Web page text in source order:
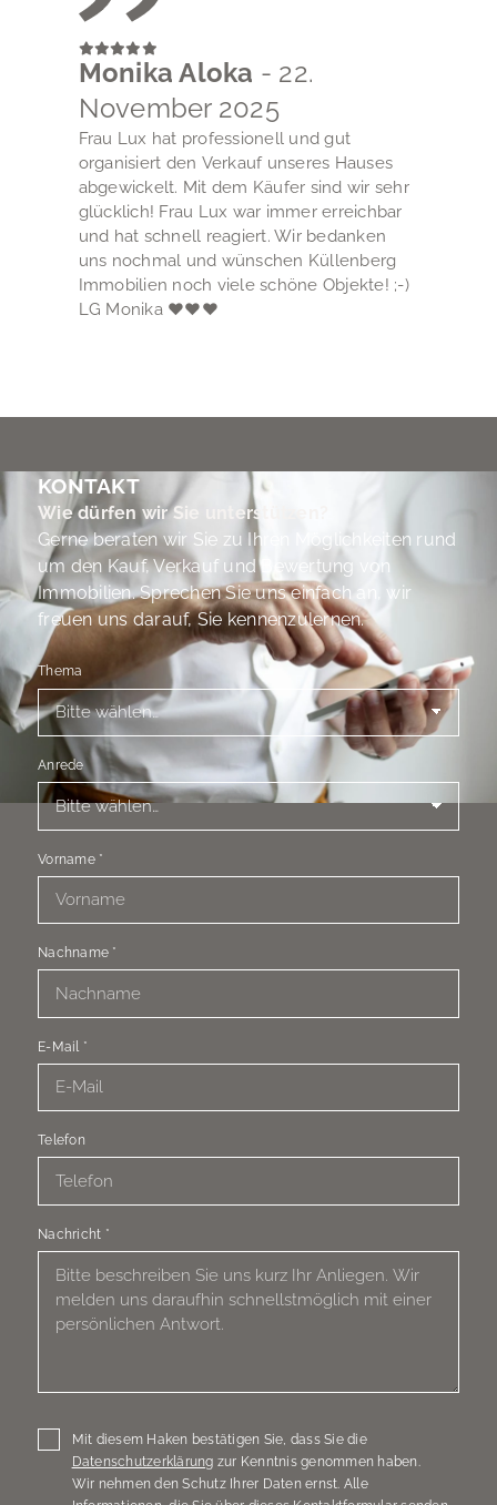
Monika Aloka - 22.
November 2025
Frau Lux hat professionell und gut
organisiert den Verkauf unseres Hauses
abgewickelt. Mit dem Käufer sind wir sehr
glücklich! Frau Lux war immer erreichbar
und hat schnell reagiert. Wir bedanken
uns nochmal und wünschen Küllenberg
Immobilien noch viele schöne Objekte! ;-)
LG Monika ♥♥♥
KONTAKT
Wie dürfen wir Sie unterstützen?
Gerne beraten wir Sie zu Ihren Möglichkeiten rund
um den Kauf, Verkauf und Bewertung von
Immobilien. Sprechen Sie uns einfach an, wir
freuen uns darauf, Sie kennenzulernen.
Thema
Anrede
Vorname *
Nachname *
E-Mail *
Telefon
Nachricht *
Mit diesem Haken bestätigen Sie, dass Sie die
Datenschutzerklärung zur Kenntnis genommen haben.
Wir nehmen den Schutz Ihrer Daten ernst. Alle